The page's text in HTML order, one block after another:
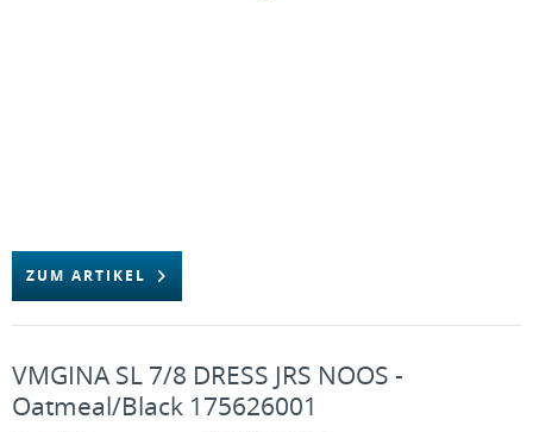
ZUM ARTIKEL
VMGINA SL 7/8 DRESS JRS NOOS -
Oatmeal/Black 175626001